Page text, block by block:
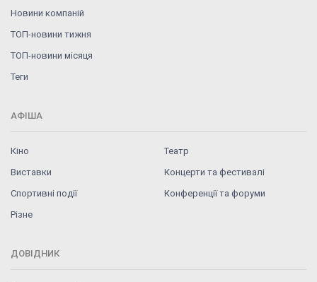
Новини компаній
ТОП-новини тижня
ТОП-новини місяця
Теги
АФІША
Кіно
Театр
Виставки
Концерти та фестивалі
Спортивні події
Конференції та форуми
Різне
ДОВІДНИК